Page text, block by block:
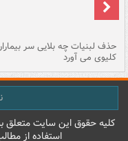
حذف لبنیات چه بلایی سر
کلیوی می آورد
کليه حقوق اين سايت متعلق
استفاده از